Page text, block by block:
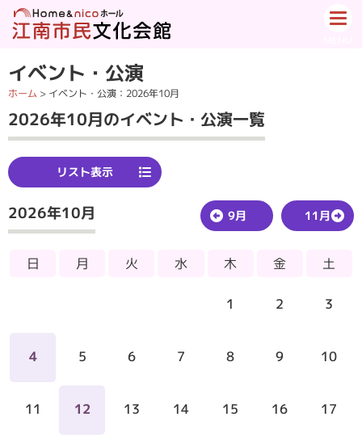
イベント・公演
ホーム > イベント・公演 ：2026年10月
2026年10月のイベント・公演一覧
リスト表示
2026年10月 9月 11月
日 月 火 水 木 金 土
1 2 3
4 5 6 7 8 9 10
11 12 13 14 15 16 17